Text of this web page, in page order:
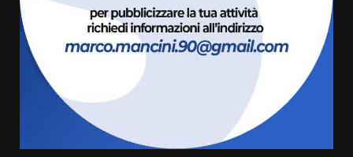
La magia del Minareto e la prima
assoluta de “L’Albergo
Belvedere. Il rapimento”
6 Agosto 2026 06:15
“I Contestatori: Musica di
Rivoluzione”: nuovo
appuntamento con “Fasano in